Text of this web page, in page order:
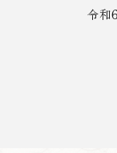
令和